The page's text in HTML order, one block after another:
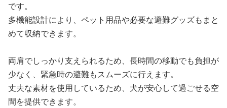
です。
多機能設計により、ペット用品や必要な避難グッズもまと
めて収納できます。
両肩でしっかり支えられるため、長時間の移動でも負担が
少なく、緊急時の避難もスムーズに行えます。
丈夫な素材を使用しているため、犬が安心して過ごせる空
間を提供できます。